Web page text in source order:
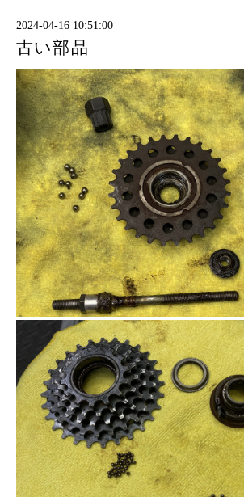
2024-04-16 10:51:00
古い部品